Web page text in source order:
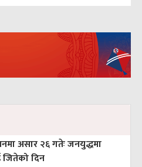
असार २६ गतेः जनयुद्धमा
जितेको दिन